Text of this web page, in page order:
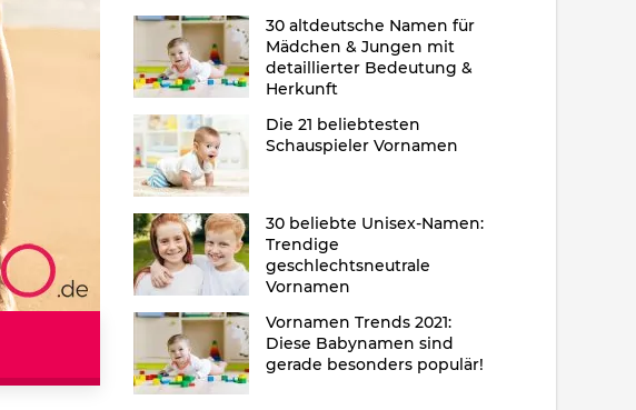
30 altdeutsche Namen für
Mädchen & Jungen mit
detaillierter Bedeutung &
Herkunft
Die 21 beliebtesten
Schauspieler Vornamen
30 beliebte Unisex-Namen:
Trendige
geschlechtsneutrale
Vornamen
Vornamen Trends 2021:
Diese Babynamen sind
gerade besonders populär!